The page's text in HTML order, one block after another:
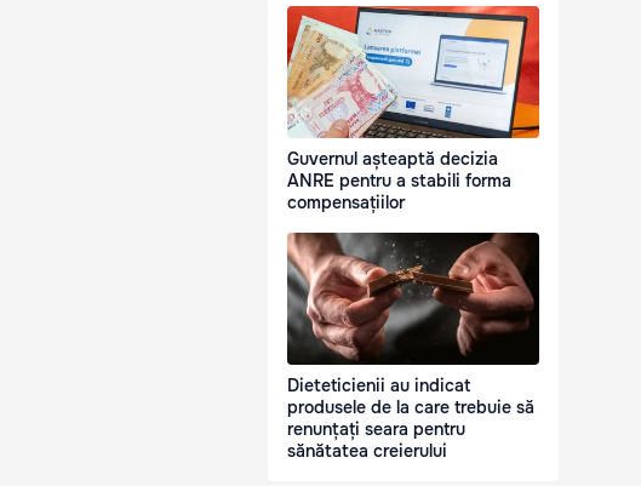
Guvernul așteaptă decizia
ANRE pentru a stabili forma
compensațiilor
Dieteticienii au indicat
produsele de la care trebuie să
renunțați seara pentru
sănătatea creierului